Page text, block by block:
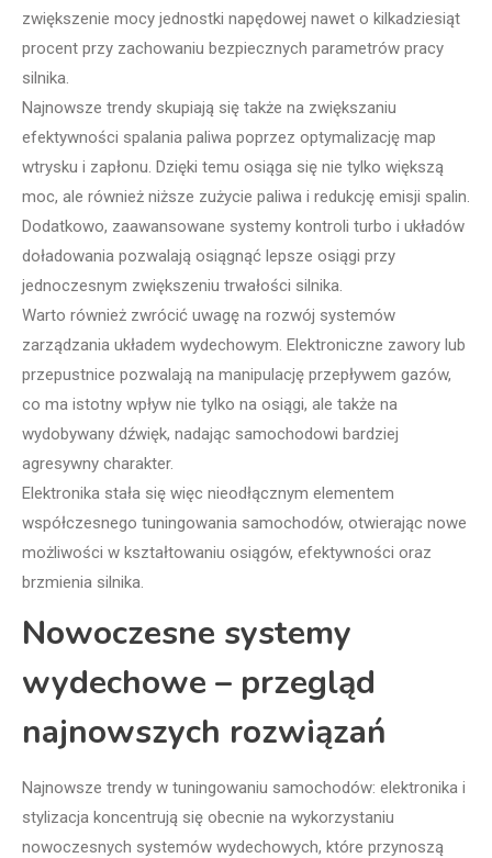
zwiększenie mocy jednostki napędowej nawet o kilkadziesiąt
procent przy zachowaniu bezpiecznych parametrów pracy
silnika.
Najnowsze trendy skupiają się także na zwiększaniu
efektywności spalania paliwa poprzez optymalizację map
wtrysku i zapłonu. Dzięki temu osiąga się nie tylko większą
moc, ale również niższe zużycie paliwa i redukcję emisji spalin.
Dodatkowo, zaawansowane systemy kontroli turbo i układów
doładowania pozwalają osiągnąć lepsze osiągi przy
jednoczesnym zwiększeniu trwałości silnika.
Warto również zwrócić uwagę na rozwój systemów
zarządzania układem wydechowym. Elektroniczne zawory lub
przepustnice pozwalają na manipulację przepływem gazów,
co ma istotny wpływ nie tylko na osiągi, ale także na
wydobywany dźwięk, nadając samochodowi bardziej
agresywny charakter.
Elektronika stała się więc nieodłącznym elementem
współczesnego tuningowania samochodów, otwierając nowe
możliwości w kształtowaniu osiągów, efektywności oraz
brzmienia silnika.
Nowoczesne systemy
wydechowe – przegląd
najnowszych rozwiązań
Najnowsze trendy w tuningowaniu samochodów: elektronika i
stylizacja koncentrują się obecnie na wykorzystaniu
nowoczesnych systemów wydechowych, które przynoszą